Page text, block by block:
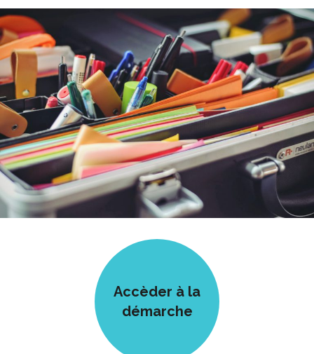
Accèder à la
démarche